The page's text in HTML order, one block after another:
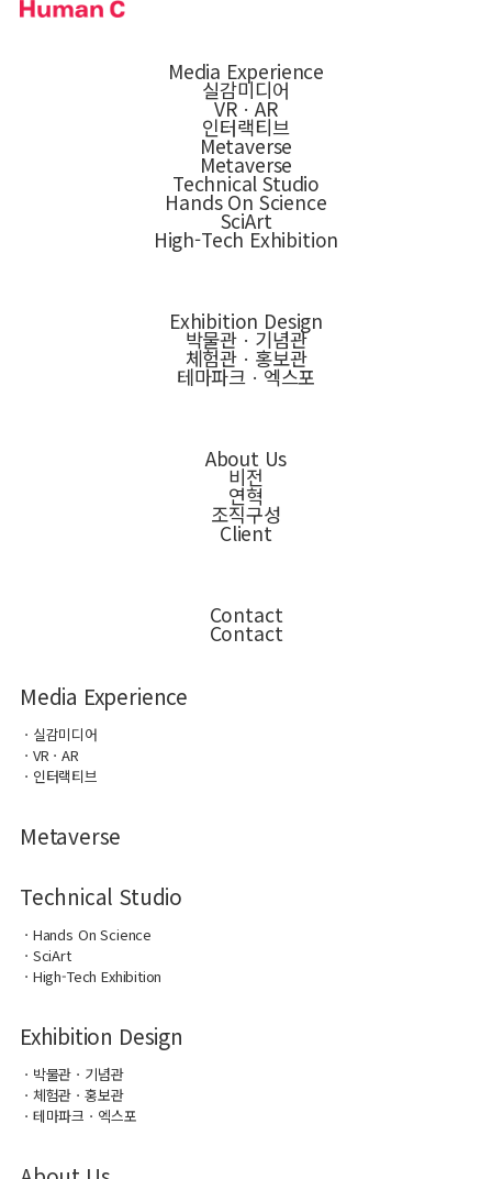
Media Experience
실감미디어
VRㆍAR
인터랙티브
Metaverse
Metaverse
Technical Studio
Hands On Science
SciArt
High-Tech Exhibition
Exhibition Design
박물관ㆍ기념관
체험관ㆍ홍보관
테마파크ㆍ엑스포
About Us
비전
연혁
조직구성
Client
Contact
Contact
Media Experience
ㆍ실감미디어
ㆍVRㆍAR
ㆍ인터랙티브
Metaverse
Technical Studio
ㆍHands On Science
ㆍSciArt
ㆍHigh-Tech Exhibition
Exhibition Design
ㆍ박물관ㆍ기념관
ㆍ체험관ㆍ홍보관
ㆍ테마파크ㆍ엑스포